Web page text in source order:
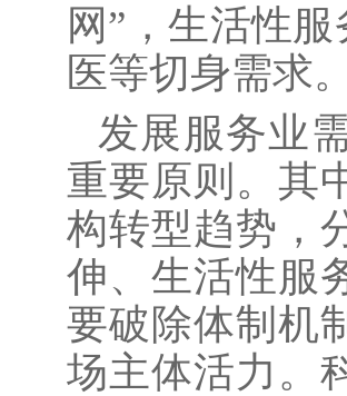
网”，生活性
医等切身需求。
发展服务业
重要原则。其
构转型趋势，
伸、生活性服
要破除体制机
场主体活力。